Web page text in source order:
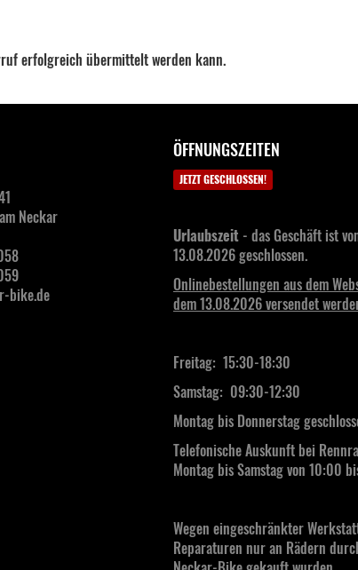
erfolgreich übermittelt werden kann.
Neckar
bike.de
ÖFFNUNGSZEITEN
JETZT GESCHLOSSEN!
Urlaubszeit - das Geschäft ist
13.08.2026 geschlossen.
Onlinebestellungen aus dem
dem 13.08.2026 versendet
Freitag: 15:30-18:30
Samstag: 09:30-12:30
Montag bis Donnerstag
Telefonische Auskunft bei
Montag bis Samstag von 10:00
Wegen eingeschränkter
Reparaturen nur an Rädern